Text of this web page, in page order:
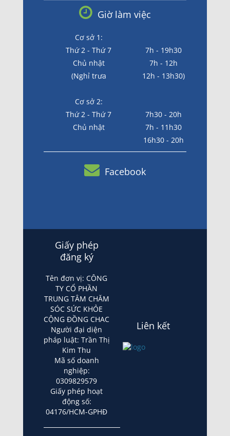
Giờ làm việc
Cơ sở 1:
Thứ 2 - Thứ 7
7h - 19h30
Chủ nhật
7h - 12h
(Nghỉ trưa
12h - 13h30)
Cơ sở 2:
Thứ 2 - Thứ 7
7h30 - 20h
Chủ nhật
7h - 11h30
16h30 - 20h
Facebook
Giấy phép
đăng ký
Tên đơn vị: CÔNG
TY CỔ PHẦN
TRUNG TÂM CHĂM
SÓC SỨC KHỎE
CỘNG ĐỒNG CHAC
Người đại diện
pháp luật: Trần Thị
Kim Thu
Mã số doanh
nghiệp:
0309829579
Giấy phép hoạt
động số:
04176/HCM-GPHĐ
Liên kết